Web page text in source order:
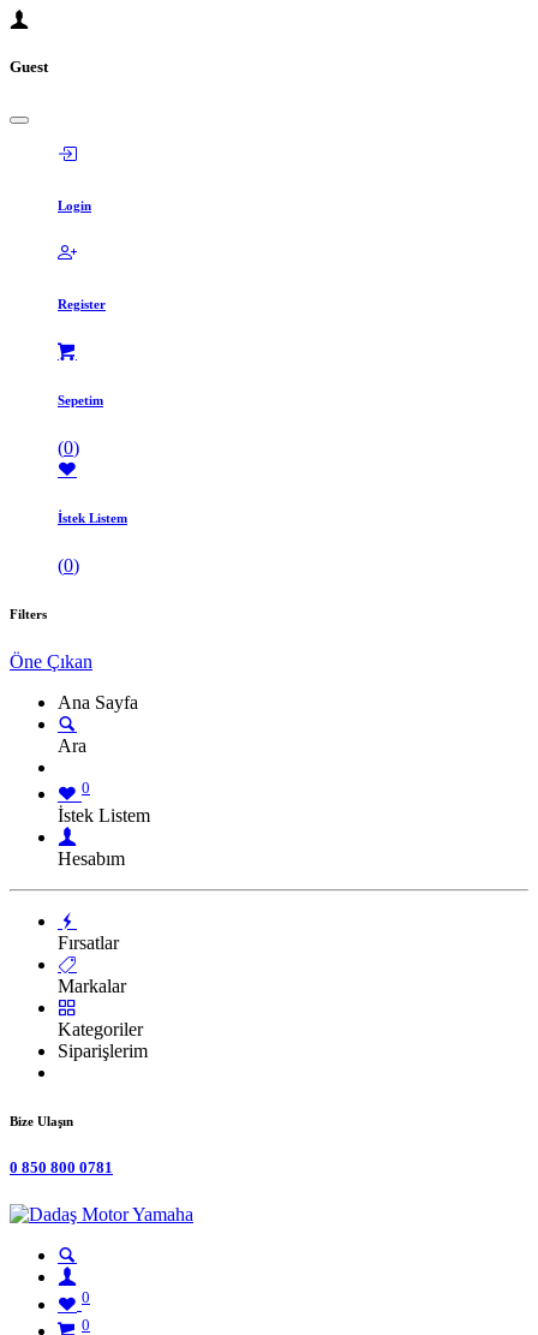
Guest
Login
Register
Sepetim
(0)
İstek Listem
(0)
Filters
Öne Çıkan
Ana Sayfa
Ara
0
İstek Listem
Hesabım
Fırsatlar
Markalar
Kategoriler
Siparişlerim
Bize Ulaşın
0 850 800 0781
0
0